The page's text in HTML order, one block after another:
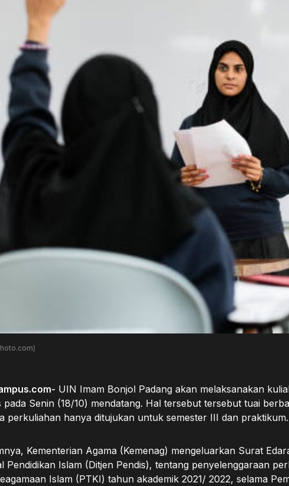
UIN Imam Bonjol Padang akan melaksanakan
pada Senin (18/10) mendatang. Hal tersebut tersebut tuai
perkuliahan hanya ditujukan untuk semester III dan praktikum.
Kementerian Agama (Kemenag) mengeluarkan Surat
Pendidikan Islam (Ditjen Pendis), tentang penyelenggaraan
Islam (PTKI) tahun akademik 2021/ 2022, selama